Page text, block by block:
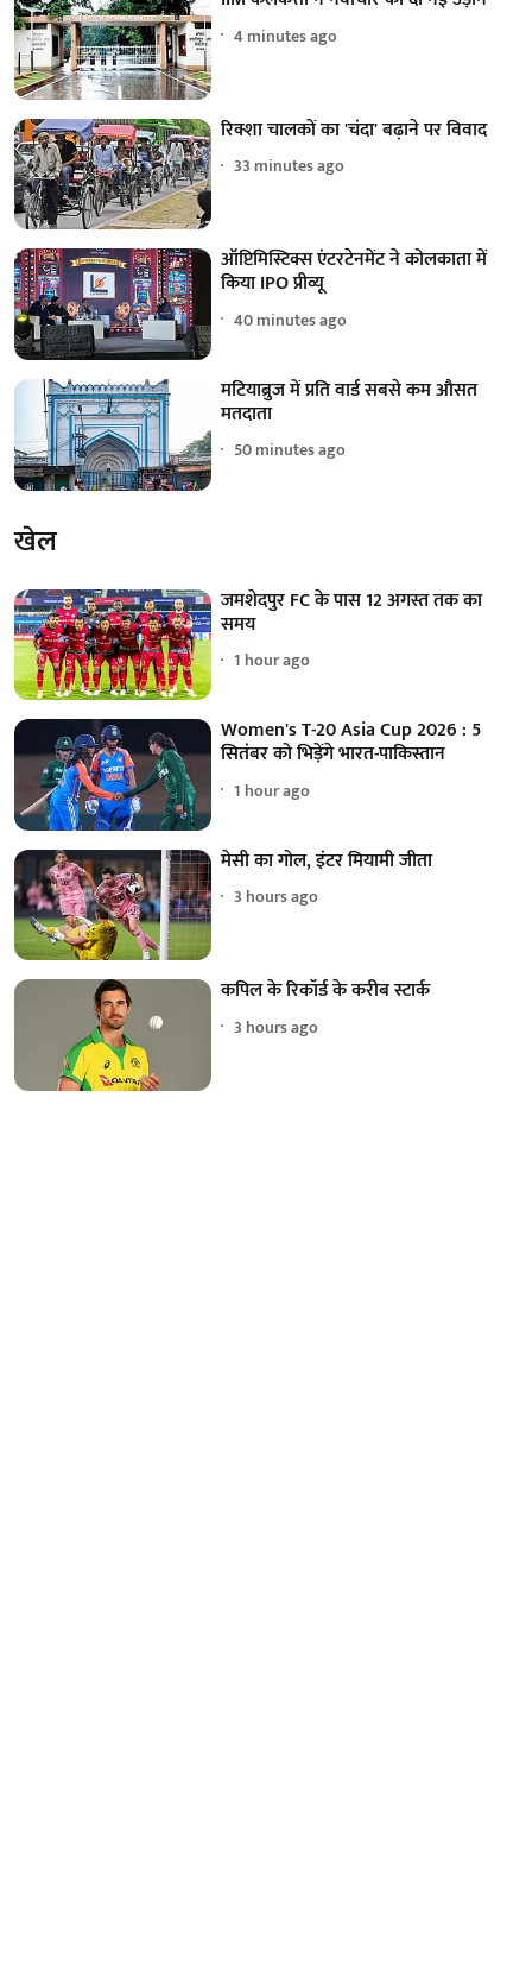
4 minutes ago
रिक्शा चालकों का 'चंदा' बढ़ाने पर विवाद
33 minutes ago
ऑप्टिमिस्टिक्स एंटरटेनमेंट ने कोलकाता में
किया IPO प्रीव्यू
40 minutes ago
मटियाब्रुज में प्रति वार्ड सबसे कम औसत
मतदाता
50 minutes ago
खेल
जमशेदपुर FC के पास 12 अगस्त तक का
समय
1 hour ago
Women's T-20 Asia Cup 2026 : 5
सितंबर को भिड़ेंगे भारत-पाकिस्तान
1 hour ago
मेसी का गोल, इंटर मियामी जीता
3 hours ago
कपिल के रिकॉर्ड के करीब स्टार्क
3 hours ago